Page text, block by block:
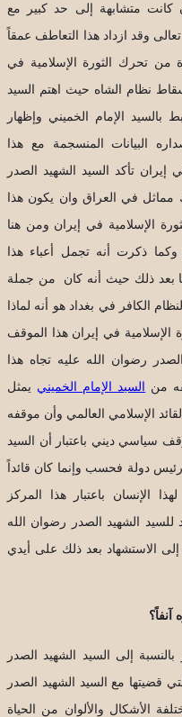
كانت متشابهة إلى حد كبير مع
وقد ازداد هذا التعاطف عمقاً
من تحرك الثورة الإسلامية في
نظام الشاه حيث اهتم السيد
الإمام الخميني وإظهار
البيانات المنسجمة مع هذا
إيران تأكد السيد الشهيد الصدر
مماثل في العراق وان يكون هذا
الإسلامية في إيران ومن هنا
وكما ذكرت أنه تجمل أعباء هذا
بعد ذلك حيث أنه كان من جملة
الكافر في بغداد هو أنه لماذا
الإسلامية في إيران هذا الموقف
رضوان الله عليه تجاه هذا
من السيد الإمام الخميني يمثل
الإسلامي العالمي وأن موقفه
سياسي ديني باعتبار أن السيد
دولة فحسب وإنما كان قائداً
الإنسان باعتبار هذا المركز
للسيد الشهيد الصدر رضوان الله
الاستشهاد بعد ذلك على أيدي
إلى السيد الشهيد الصدر
قضيتها مع السيد الشهيد الصدر
الأشكال والألوان من الحياة